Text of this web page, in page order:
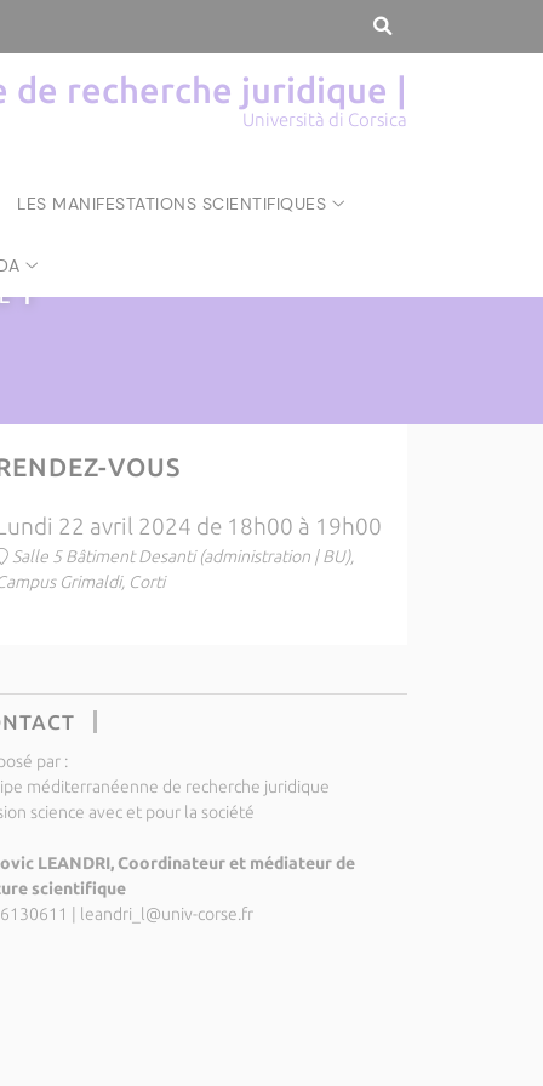
recherche juridique |
Università di Corsica
LES MANIFESTATIONS SCIENTIFIQUES
|
VOUS
22 avril 2024 de 18h00 à 19h00
Salle 5 Bâtiment Desanti (administration | BU),
Grimaldi, Corti
par :
méditerranéenne de recherche juridique
science avec et pour la société
LEANDRI, Coordinateur et médiateur de
scientifique
leandri_l@univ-corse.fr